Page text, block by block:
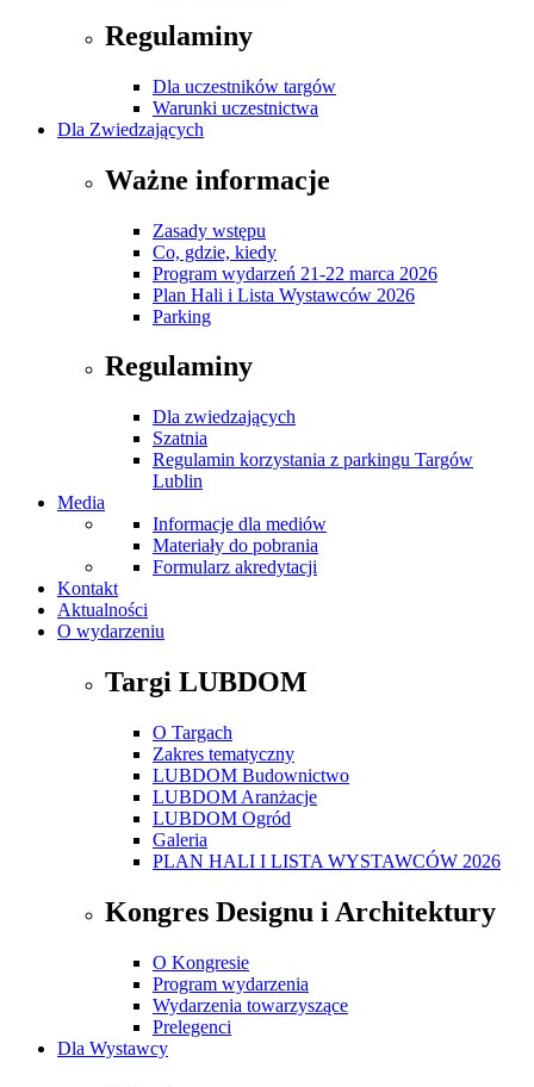
Regulaminy
Dla uczestników targów
Warunki uczestnictwa
Dla Zwiedzających
Ważne informacje
Zasady wstępu
Co, gdzie, kiedy
Program wydarzeń 21-22 marca 2026
Plan Hali i Lista Wystawców 2026
Parking
Regulaminy
Dla zwiedzających
Szatnia
Regulamin korzystania z parkingu Targów
Lublin
Media
Informacje dla mediów
Materiały do pobrania
Formularz akredytacji
Kontakt
Aktualności
O wydarzeniu
Targi LUBDOM
O Targach
Zakres tematyczny
LUBDOM Budownictwo
LUBDOM Aranżacje
LUBDOM Ogród
Galeria
PLAN HALI I LISTA WYSTAWCÓW 2026
Kongres Designu i Architektury
O Kongresie
Program wydarzenia
Wydarzenia towarzyszące
Prelegenci
Dla Wystawcy